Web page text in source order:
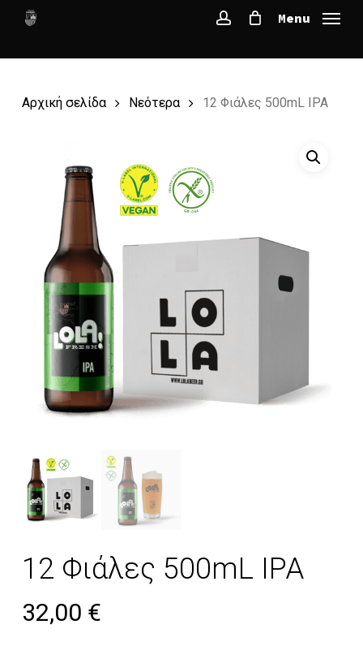
main
Menu
Αρχική σελίδα Νεότερα 12 Φιάλες 500mL IPA
12 Φιάλες 500mL IPA
32,00 €